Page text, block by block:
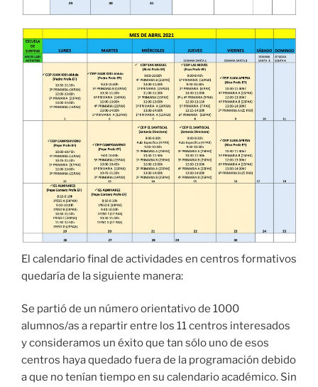
El calendario final de actividades en centros formativos
quedaría de la siguiente manera:
Se partió de un número orientativo de 1000
alumnos/as a repartir entre los 11 centros interesados
y consideramos un éxito que tan sólo uno de esos
centros haya quedado fuera de la programación debido
a que no tenían tiempo en su calendario académico. Sin